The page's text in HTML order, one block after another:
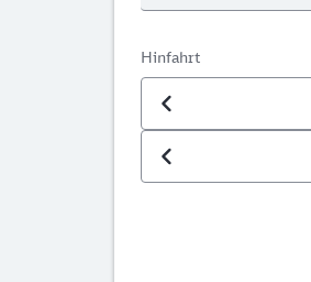
Hinfahrt
Datum der Hinfahrt
Uhrzeit der Hinfahrt